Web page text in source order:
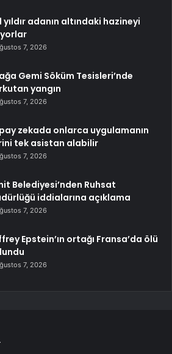
yıldır adanın altındaki hazineyi
7, 2026
Gemi Söküm Tesisleri’nde
yangın
7, 2026
zekada onlarca uygulamanın
tek asistan alabilir
7, 2026
Belediyesi’nden Ruhsat
iddialarına açıklama
7, 2026
Epstein’ın ortağı Fransa’da ölü
7, 2026